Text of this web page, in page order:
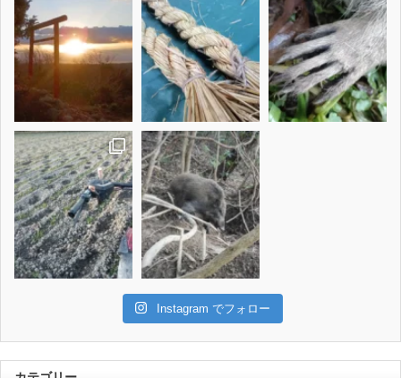
Instagram でフォロー